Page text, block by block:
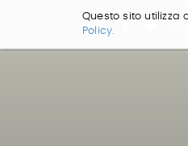
Questo sito utilizza
Policy.